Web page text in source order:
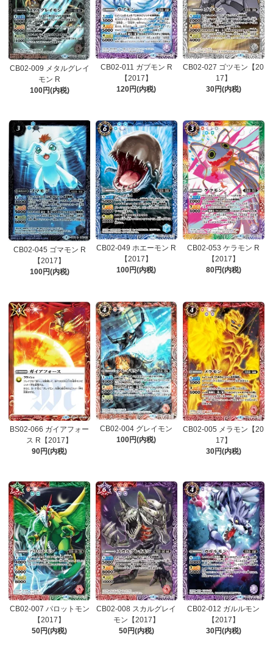
CB02-009 メタルグレイ
モン R
100円(内税)
CB02-011 ガブモン R
【2017】
120円(内税)
CB02-027 ゴツモン【20
17】
30円(内税)
CB02-045 ゴマモン R
【2017】
100円(内税)
CB02-049 ホエーモン R
【2017】
100円(内税)
CB02-053 ケラモン R
【2017】
80円(内税)
BS02-066 ガイアフォー
ス R【2017】
90円(内税)
CB02-004 グレイモン
100円(内税)
CB02-005 メラモン【20
17】
30円(内税)
CB02-007 パロットモン
【2017】
50円(内税)
CB02-008 スカルグレイ
モン【2017】
50円(内税)
CB02-012 ガルルモン
【2017】
30円(内税)